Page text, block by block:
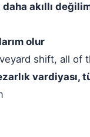
akıllı
olur
shift, all of
vardiyası,